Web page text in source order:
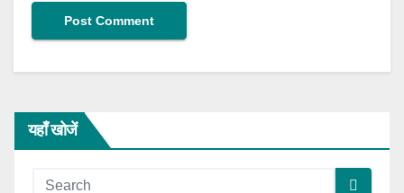
यहाँ खोजें